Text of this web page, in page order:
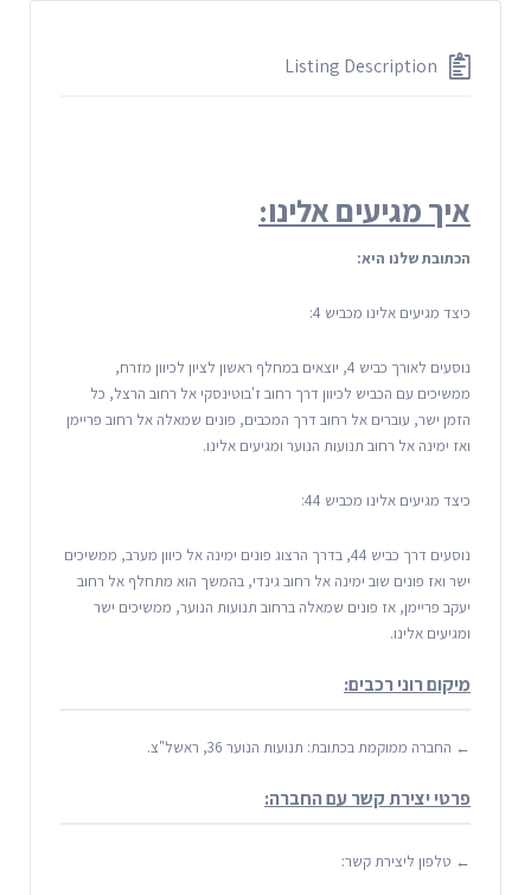
Listing Description
איך מגיעים אלינו:
הכתובת שלנו היא:
כיצד מגיעים אלינו מכביש 4:
נוסעים לאורך כביש 4, יוצאים במחלף ראשון לציון לכיוון מזרח,
ממשיכים עם הכביש לכיוון דרך רחוב ז'בוטינסקי אל רחוב הרצל, כל
הזמן ישר, עוברים אל רחוב דרך המכבים, פונים שמאלה אל רחוב פריימן
ואז ימינה אל רחוב תנועות הנוער ומגיעים אלינו.
כיצד מגיעים אלינו מכביש 44:
נוסעים דרך כביש 44, בדרך הרצוג פונים ימינה אל כיוון מערב, ממשיכים
ישר ואז פונים שוב ימינה אל רחוב גינדי, בהמשך הוא מתחלף אל רחוב
יעקב פריימן, אז פונים שמאלה ברחוב תנועות הנוער, ממשיכים ישר
ומגיעים אלינו.
מיקום רוני רכבים:
← החברה ממוקמת בכתובת: תנועות הנוער 36, ראשל"צ.
פרטי יצירת קשר עם החברה:
← טלפון ליצירת קשר: